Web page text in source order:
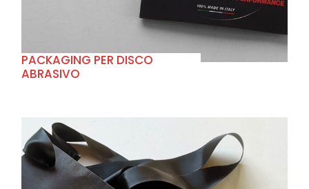
PACKAGING PER DISCO
ABRASIVO